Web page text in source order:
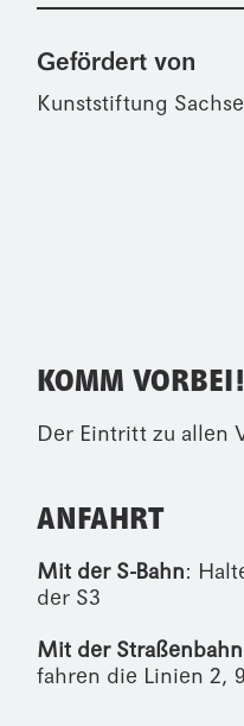
Gefördert von
Kunststiftung
KOMM VORBEI!
Der Eintritt zu allen
ANFAHRT
Mit der S-Bahn:
der S3
Mit der Straßenbahn
fahren die Linien 2,